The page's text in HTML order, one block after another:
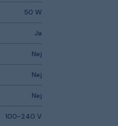
50 W
Ja
Nej
Nej
Nej
100-240 V